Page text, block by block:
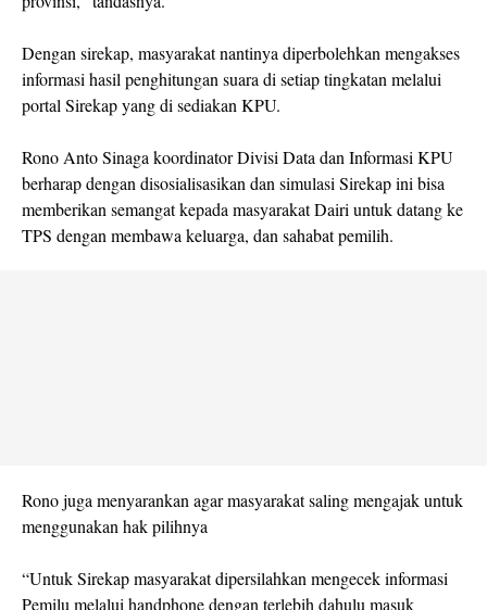
Dengan sirekap, masyarakat nantinya diperbolehkan mengakses
informasi hasil penghitungan suara di setiap tingkatan melalui
portal Sirekap yang di sediakan KPU.
Rono Anto Sinaga koordinator Divisi Data dan Informasi KPU
berharap dengan disosialisasikan dan simulasi Sirekap ini bisa
memberikan semangat kepada masyarakat Dairi untuk datang ke
TPS dengan membawa keluarga, dan sahabat pemilih.
Rono juga menyarankan agar masyarakat saling mengajak untuk
menggunakan hak pilihnya
“Untuk Sirekap masyarakat dipersilahkan mengecek informasi
Pemilu melalui handphone dengan terlebih dahulu masuk